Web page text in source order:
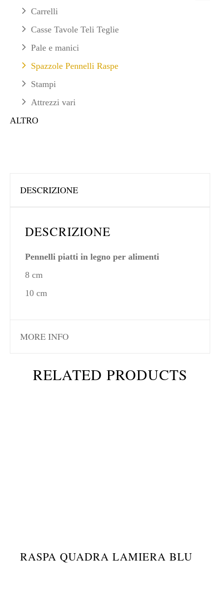
Carrelli
Casse Tavole Teli Teglie
Pale e manici
Spazzole Pennelli Raspe
Stampi
Attrezzi vari
ALTRO
DESCRIZIONE
DESCRIZIONE
Pennelli piatti in legno per alimenti
8 cm
10 cm
MORE INFO
RELATED PRODUCTS
RASPA QUADRA LAMIERA BLU